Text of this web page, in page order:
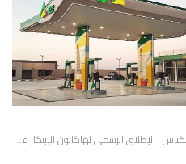
الرسمي لهاكاثون الإبتكار في الصناعات الثقافية …